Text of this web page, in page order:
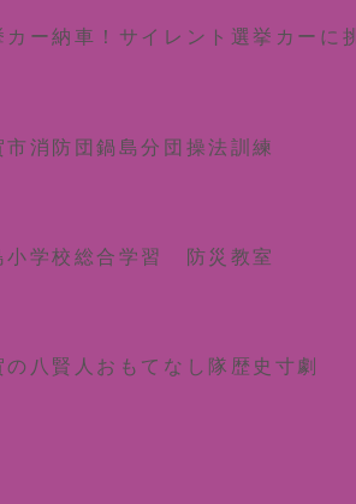
カー納車！サイレント選挙カーに
市消防団鍋島分団操法訓練
小学校総合学習 防災教室
の八賢人おもてなし隊歴史寸劇